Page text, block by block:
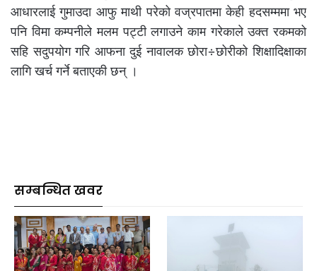
आधारलाई गुमाउदा आफु माथी परेको वज्रपातमा केही हदसम्ममा भए
पनि विमा कम्पनीले मलम पट्टी लगाउने काम गरेकाले उक्त रकमको
सहि सदुपयोग गरि आफना दुई नावालक छोरा÷छोरीको शिक्षादिक्षाका
लागि खर्च गर्ने बताएकी छन् ।
सम्बन्धित खवर